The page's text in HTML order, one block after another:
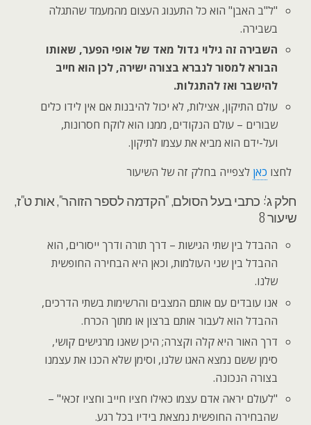
"ל"ב האבן" הוא כל התענוג העצום מהמעמד שהתגלה
בשבירה.
השבירה זה גילוי גדול מאד של אופי הפער, שאותו
הבורא למסור לנברא בצורה ישירה, לכן הוא חייב
להישבר ואז להתגלות.
עולם התיקון, אצילות, לא יכול להיבנות אם אין לידו כלים
שבורים – עולם הנקודים, ממנו הוא לוקח חסרונות,
ועל-ידם הוא מביא את עצמו לתיקון.
לחצו כאן לצפייה בחלק זה של השיעור
חלק ג': כתבי בעל הסולם, "הקדמה לספר הזוהר", אות ט"ז,
שיעור 8
ההבדל בין שתי הגישות – דרך תורה ודרך ייסורים, הוא
ההבדל בין שני העולמות, וכאן היא הבחירה החופשית
שלנו.
אנו עובדים עם אותם המצבים והרשימות בשתי הדרכים,
ההבדל הוא לעבור אותם ברצון או מתוך הכרח.
דרך האור היא קלה וקצרה; היכן שאנו מרגישים קושי,
סימן ששם נמצא האגו שלנו, וסימן שלא הכנו את עצמנו
בצורה הנכונה.
"לעולם יראה אדם עצמו כאילו חציו חייב וחציו זכאי" –
שהבחירה החופשית נמצאת בידיו בכל רגע.